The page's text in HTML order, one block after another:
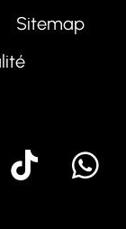
Sitemap
Youtube
Tik